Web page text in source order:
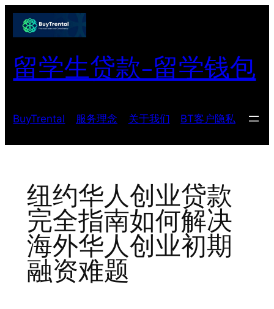
跳
留学生贷款-留学钱包
BuyTrental 服务理念 关于我们 BT客户隐私
纽约华人创业贷款
完全指南如何解决
海外华人创业初期
融资难题